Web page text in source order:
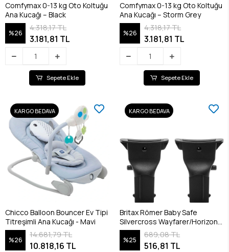
Comfymax 0-13 kg Oto Koltuğu
Ana Kucağı – Black
%26
4.318,17 TL
3.181,81 TL
Sepete Ekle
Comfymax 0-13 kg Oto Koltuğu
Ana Kucağı – Storm Grey
%26
4.318,17 TL
3.181,81 TL
Sepete Ekle
KARGO BEDAVA
Chicco Balloon Bouncer Ev Tipi
Titreşimli Ana Kucağı - Mavi
%26
14.681,79 TL
10.818,16 TL
KARGO BEDAVA
Britax Römer Baby Safe
Silvercross Wayfarer/Horizon
Adaptör
%25
689,08 TL
516,81 TL